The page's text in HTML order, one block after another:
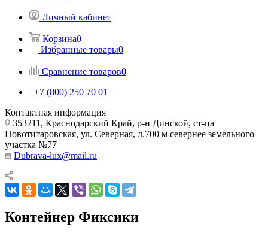
Личный кабинет
Корзина0
Избранные товары0
Сравнение товаров0
+7 (800) 250 70 01
Контактная информация
353211, Краснодарский Край, р-н Динской, ст-ца
Новотитаровская, ул. Северная, д.700 м севернее земельного
участка №77
Dubrava-lux@mail.ru
Контейнер Фиксики